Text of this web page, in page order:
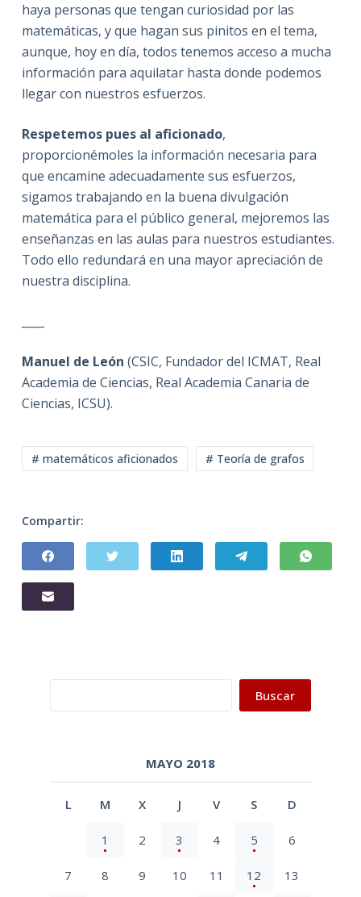
haya personas que tengan curiosidad por las
matemáticas, y que hagan sus pinitos en el tema,
aunque, hoy en día, todos tenemos acceso a mucha
información para aquilatar hasta donde podemos
llegar con nuestros esfuerzos.
Respetemos pues al aficionado,
proporcionémoles la información necesaria para
que encamine adecuadamente sus esfuerzos,
sigamos trabajando en la buena divulgación
matemática para el público general, mejoremos las
enseñanzas en las aulas para nuestros estudiantes.
Todo ello redundará en una mayor apreciación de
nuestra disciplina.
Manuel de León (CSIC, Fundador del ICMAT, Real
Academia de Ciencias, Real Academia Canaria de
Ciencias, ICSU).
# matemáticos aficionados # Teoría de grafos
Compartir:
Buscar
MAYO 2018
L M X J V S D
1 2 3 4 5 6
7 8 9 10 11 12 13